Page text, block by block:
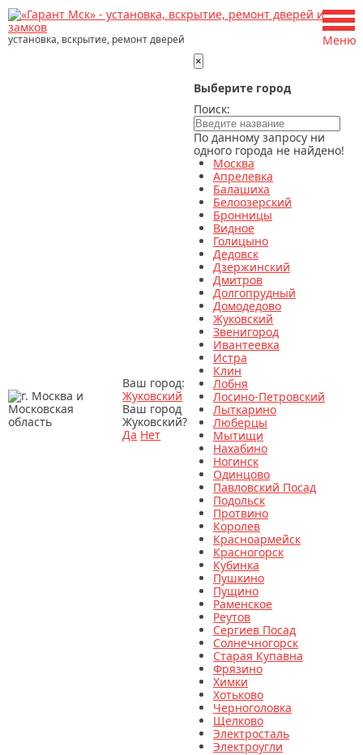
установка, вскрытие, ремонт дверей
Ваш город:
Жуковский
Ваш город
Жуковский?
Да Нет
×
Выберите город
Поиск:
По данному запросу ни
одного города не найдено!
Москва
Апрелевка
Балашиха
Белоозерский
Бронницы
Видное
Голицыно
Дедовск
Дзержинский
Дмитров
Долгопрудный
Домодедово
Жуковский
Звенигород
Ивантеевка
Истра
Клин
Лобня
Лосино-Петровский
Лыткарино
Люберцы
Мытищи
Нахабино
Ногинск
Одинцово
Павловский Посад
Подольск
Протвино
Королев
Красноармейск
Красногорск
Кубинка
Пушкино
Пущино
Раменское
Реутов
Сергиев Посад
Солнечногорск
Старая Купавна
Фрязино
Химки
Хотьково
Черноголовка
Щелково
Электросталь
Электроугли
Меню